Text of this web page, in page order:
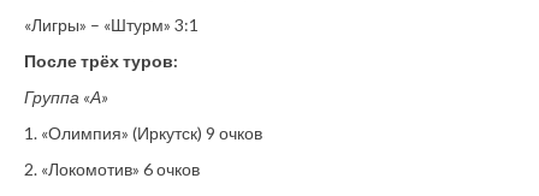
«Лигры» – «Штурм» 3:1
После трёх туров:
Группа «А»
1. «Олимпия» (Иркутск) 9 очков
2. «Локомотив» 6 очков